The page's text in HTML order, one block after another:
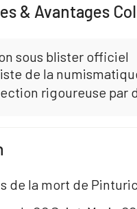
& Avantages
sous blister officiel
de la
rigoureuse par
de la mort de